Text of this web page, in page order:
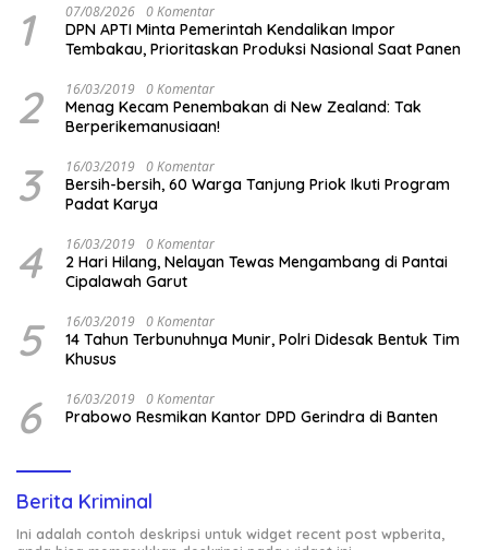
1 07/08/2026 0 Komentar
DPN APTI Minta Pemerintah Kendalikan Impor
Tembakau, Prioritaskan Produksi Nasional Saat Panen
2 16/03/2019 0 Komentar
Menag Kecam Penembakan di New Zealand: Tak
Berperikemanusiaan!
3 16/03/2019 0 Komentar
Bersih-bersih, 60 Warga Tanjung Priok Ikuti Program
Padat Karya
4 16/03/2019 0 Komentar
2 Hari Hilang, Nelayan Tewas Mengambang di Pantai
Cipalawah Garut
5 16/03/2019 0 Komentar
14 Tahun Terbunuhnya Munir, Polri Didesak Bentuk Tim
Khusus
6 16/03/2019 0 Komentar
Prabowo Resmikan Kantor DPD Gerindra di Banten
Berita Kriminal
Ini adalah contoh deskripsi untuk widget recent post wpberita,